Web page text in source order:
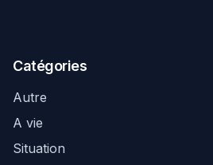
Catégories
Autre
A vie
Situation